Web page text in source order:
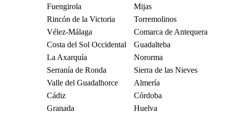
Fuengirola
Mijas
Rincón de la Victoria
Torremolinos
Vélez-Málaga
Comarca de Antequera
Costa del Sol Occidental
Guadalteba
La Axarquía
Nororma
Serranía de Ronda
Sierra de las Nieves
Valle del Guadalhorce
Almería
Cádiz
Córdoba
Granada
Huelva